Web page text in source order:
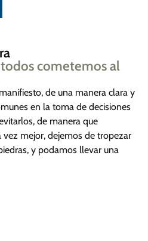
cometemos al
de una manera clara y
en la toma de decisiones
de manera que
mejor, dejemos de tropezar
y podamos llevar una